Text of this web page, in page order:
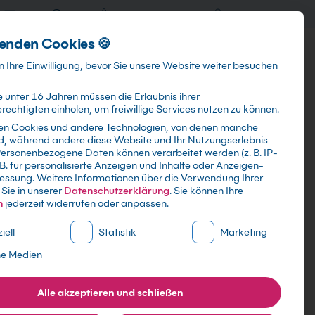
training@kebel.de +49 231 5191986 Anmelden
Suchen
Info & Services Kontakt
Cookies 🍪
Ihre Einwilligung, bevor Sie unsere Website weiter besuchen
unter 16 Jahren müssen die Erlaubnis ihrer
einholen, um freiwillige Services nutzen zu können.
Cookies und andere Technologien, von denen manche
während andere diese Website und Ihr Nutzungserlebnis
Daten können verarbeitet werden (z. B. IP-
für personalisierte Anzeigen und Inhalte oder Anzeigen-
Weitere Informationen über die Verwendung Ihrer
in unserer Datenschutzerklärung.Sie können Ihre
jederzeit widerrufen oder anpassen.
Liste der Service-Gruppen, für die eine Einwilligung
Statistik
Marketing
Medien
Alle akzeptieren und schließen